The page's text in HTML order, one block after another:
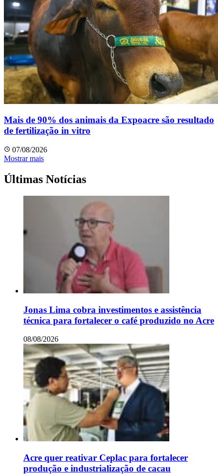
Mais de 90% dos animais da Expoacre são resultado
de fertilização in vitro
07/08/2026
Mostrar mais
Últimas Notícias
Jonas Lima cobra investimentos e assistência
técnica para fortalecer o café produzido no Acre
08/08/2026
Acre quer reativar Ceplac para fortalecer
produção e industrialização de cacau